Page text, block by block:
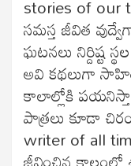
stories of
సమస్త జీవిత
ఘటనలు నిర్దిష్ట
అవి కథలుగా
కాలాల్లోకి
పాత్రలు కూడా
writer of all